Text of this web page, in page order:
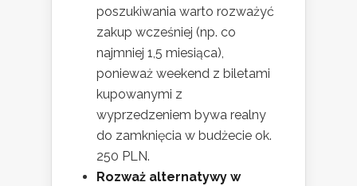
poszukiwania warto rozważyć
zakup wcześniej (np. co
najmniej 1,5 miesiąca),
ponieważ weekend z biletami
kupowanymi z
wyprzedzeniem bywa realny
do zamknięcia w budżecie ok.
250 PLN.
Rozważ alternatywy w